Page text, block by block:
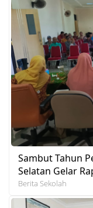
Sambut Tahun
Selatan Gelar
Berita Sekolah